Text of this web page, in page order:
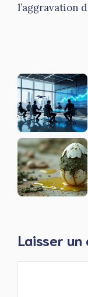
l’aggravation
Laisser